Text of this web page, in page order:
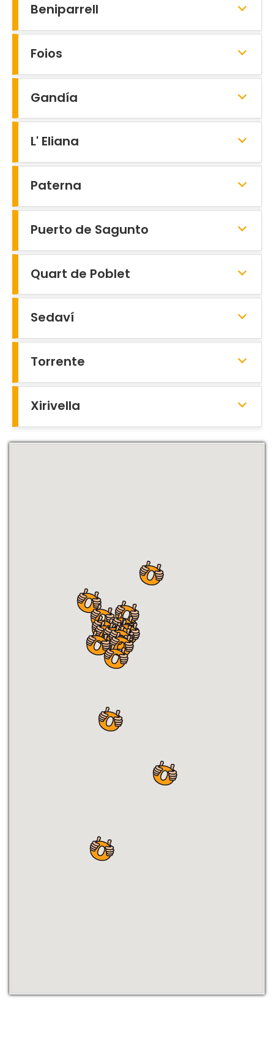
Beniparrell
Foios
Gandía
L' Eliana
Paterna
Puerto de Sagunto
Quart de Poblet
Sedaví
Torrente
Xirivella